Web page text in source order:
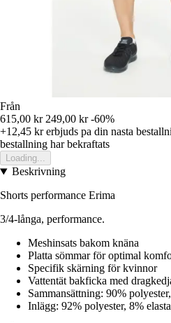
Från
615,00 kr 249,00 kr -60%
+12,45 krerbjuds pa din nasta
bestallning har bekraftats
Loading...
Beskrivning
Shorts performance Erima
3/4-långa, performance.
Meshinsats bakom knäna
Platta sömmar för optimal
Specifik skärning för kvinnor
Vattentät bakficka med
Sammansättning: 90%
Inlägg: 92% polyester, 8%